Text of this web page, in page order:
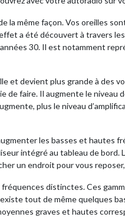
la même façon. Vos oreilles
a été découvert à travers
30. Il est notamment
et devient plus grande à des
de faire. Il augmente le niveau
plus le niveau
les basses et hautes
intégré au tableau de
un endroit pour vous
distinctes. Ces
tout de même quelques
graves et hautes